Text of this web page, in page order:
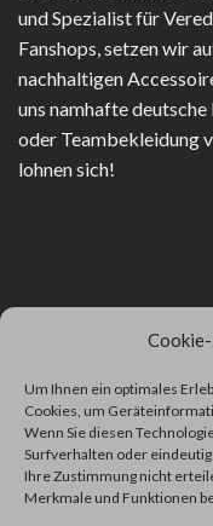
Um Ihnen ein optimales
Cookies, um
Wenn Sie diesen
Surfverhalten oder
Ihre Zustimmung nicht
Merkmale und Funktionen
und Spezialist für
Fanshops, setzen wir
nachhaltigen
uns namhafte
oder Teambekleidung
lohnen sich!